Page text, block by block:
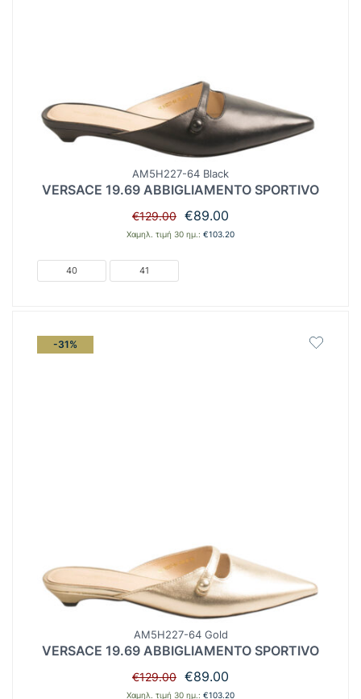
AM5H227-64 Black
VERSACE 19.69 ABBIGLIAMENTO SPORTIVO
€129.00 Original
price
€89.00
τρέχουσα
Χαμηλ. τιμή 30 ημ.: €103.20
40 41
-31%
AM5H227-64 Gold
VERSACE 19.69 ABBIGLIAMENTO SPORTIVO
€129.00 Original
price
€89.00
τρέχουσα
Χαμηλ. τιμή 30 ημ.: €103.20